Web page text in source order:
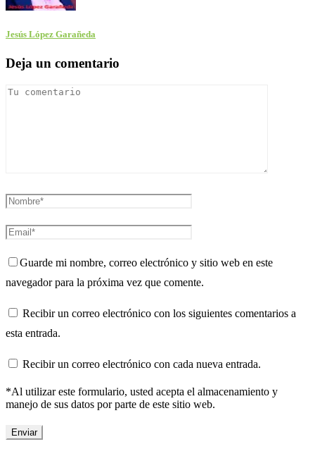
Jesús López Garañeda
Deja un comentario
Guarde mi nombre, correo electrónico y sitio web en este
navegador para la próxima vez que comente.
Recibir un correo electrónico con los siguientes comentarios a
esta entrada.
Recibir un correo electrónico con cada nueva entrada.
*Al utilizar este formulario, usted acepta el almacenamiento y
manejo de sus datos por parte de este sitio web.